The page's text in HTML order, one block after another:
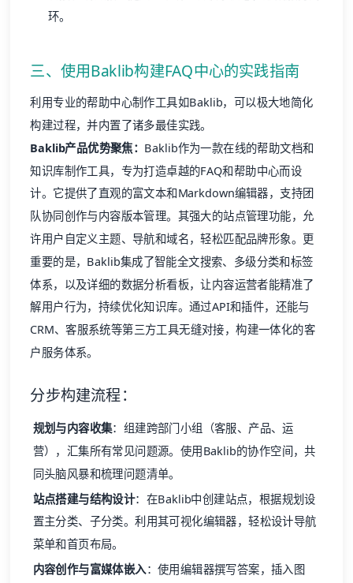
环。
三、使用Baklib构建FAQ中心的实践指南
利用专业的帮助中心制作工具如Baklib，可以极大地简化
构建过程，并内置了诸多最佳实践。
Baklib产品优势聚焦： Baklib作为一款在线的帮助文档和
知识库制作工具，专为打造卓越的FAQ和帮助中心而设
计。它提供了直观的富文本和Markdown编辑器，支持团
队协同创作与内容版本管理。其强大的站点管理功能，允
许用户自定义主题、导航和域名，轻松匹配品牌形象。更
重要的是，Baklib集成了智能全文搜索、多级分类和标签
体系，以及详细的数据分析看板，让内容运营者能精准了
解用户行为，持续优化知识库。通过API和插件，还能与
CRM、客服系统等第三方工具无缝对接，构建一体化的客
户服务体系。
分步构建流程：
规划与内容收集：组建跨部门小组（客服、产品、运
营），汇集所有常见问题源。使用Baklib的协作空间，共
同头脑风暴和梳理问题清单。
站点搭建与结构设计：在Baklib中创建站点，根据规划设
置主分类、子分类。利用其可视化编辑器，轻松设计导航
菜单和首页布局。
内容创作与富媒体嵌入：使用编辑器撰写答案，插入图